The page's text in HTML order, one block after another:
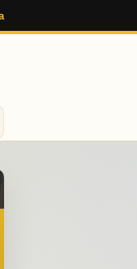
Brasileiro